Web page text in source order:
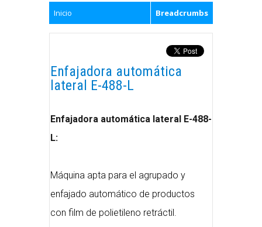
Inicio Breadcrumbs
Enfajadora automática
lateral E-488-L
Enfajadora automática lateral E-488-
L:
Máquina apta para el agrupado y
enfajado automático de productos
con film de polietileno retráctil.